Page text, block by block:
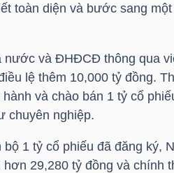
toàn diện và bước sang
và ĐHĐCĐ thông qua
lệ thêm 10,000 tỷ đồng.
và chào bán 1 tỷ cổ
chuyên nghiệp.
1 tỷ cổ phiếu đã đăng ký,
29,280 tỷ đồng và chính